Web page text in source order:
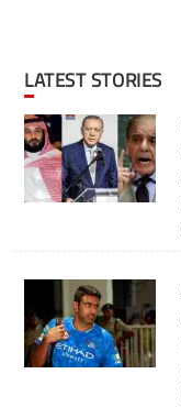
LATEST STORIES